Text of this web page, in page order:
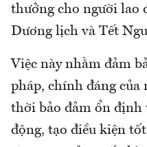
thưởng cho người lao
Dương lịch và Tết
Việc này nhằm đảm
pháp, chính đáng của
thời bảo đảm ổn
động, tạo điều kiện